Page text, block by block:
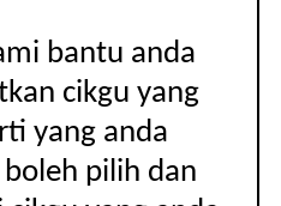
bantu anda
cikgu yang
yang anda
pilih dan